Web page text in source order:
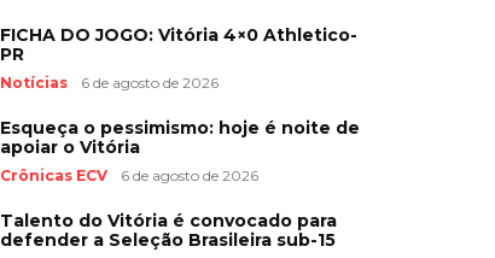
FICHA DO JOGO: Vitória 4×0 Athletico-
PR
Notícias 6 de agosto de 2026
Esqueça o pessimismo: hoje é noite de
apoiar o Vitória
Crônicas ECV 6 de agosto de 2026
Talento do Vitória é convocado para
defender a Seleção Brasileira sub-15